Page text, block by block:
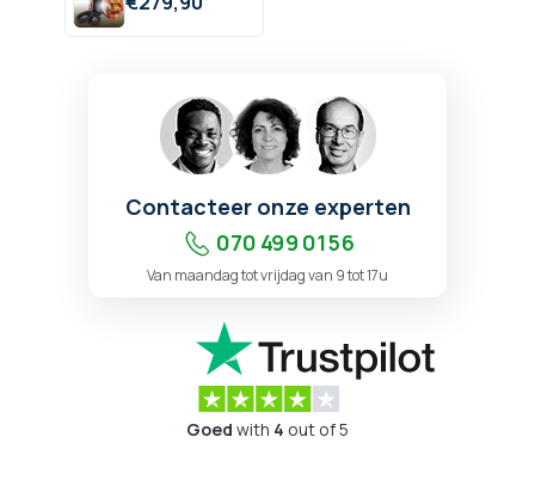
Contacteer onze experten
070 499 01 56
Van maandag tot vrijdag van 9 tot 17u
Goed with 4 out of 5